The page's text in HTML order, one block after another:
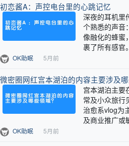
初恋酱A：声控电台里的心跳记忆
深夜的耳机里
个熟悉的声音
像融化的蜂蜜
裹了所有感官
OK助眠 5月前
微密圈网红宫本湖泊的内容主要涉及哪
宫本湖泊主要
常及小众旅行
治愈系vlog为
及商业推广
OK助眠 5月前